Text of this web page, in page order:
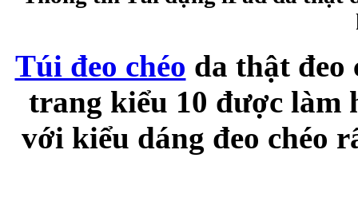
Túi đeo chéo da thật đeo
trang kiểu 10 được làm
với kiểu dáng đeo chéo